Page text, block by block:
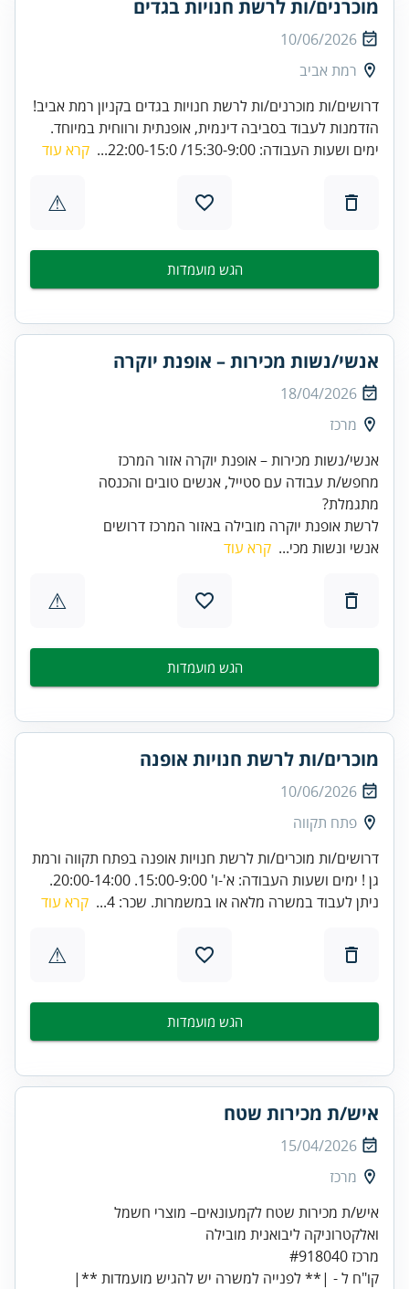
מוכרנים/ות לרשת חנויות בגדים
10/06/2026
רמת אביב
דרושים/ות מוכרנים/ות לרשת חנויות בגדים בקניון רמת אביב!
הזדמנות לעבוד בסביבה דינמית, אופנתית ורווחית במיוחד.
ימים ושעות העבודה: 15:30-9:00/ 22:00-15:0...
קרא עוד
⚠
הגש מועמדות
אנשי/נשות מכירות – אופנת יוקרה
18/04/2026
מרכז
לרשת אופנת יוקרה מובילה באזור המרכז דרושים
אנשי ונשות מכי... קרא עוד
⚠
הגש מועמדות
מוכרים/ות לרשת חנויות אופנה
10/06/2026
פתח תקווה
דרושים/ות מוכרים/ות לרשת חנויות אופנה בפתח תקווה ורמת
גן ! ימים ושעות העבודה: א'-ו' 15:00-9:00. 20:00-14:00.
ניתן לעבוד במשרה מלאה או במשמרות. שכר: 4...
קרא עוד
⚠
הגש מועמדות
איש/ת מכירות שטח
15/04/2026
מרכז
קו"ח ל - |** לפנייה למשרה יש להגיש מועמדות **|